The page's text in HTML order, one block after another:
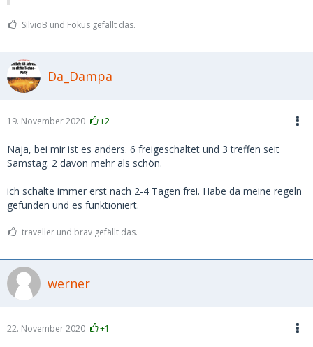
SilvioB und Fokus gefällt das.
Da_Dampa
19. November 2020 +2
Naja, bei mir ist es anders. 6 freigeschaltet und 3 treffen seit
Samstag. 2 davon mehr als schön.
ich schalte immer erst nach 2-4 Tagen frei. Habe da meine regeln
gefunden und es funktioniert.
traveller und brav gefällt das.
werner
22. November 2020 +1